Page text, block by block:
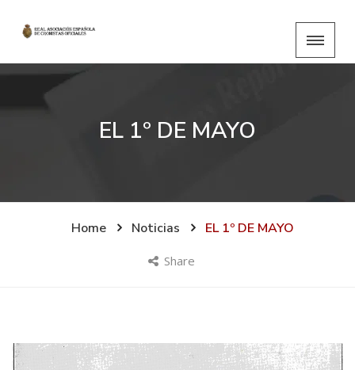
EL 1º DE MAYO
Home Noticias EL 1º DE MAYO
Share